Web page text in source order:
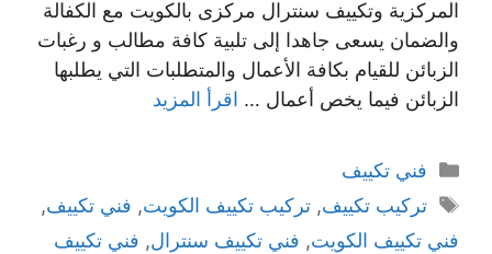
المركزية وتكييف سنترال مركزى بالكويت مع الكفالة
والضمان يسعى جاهدا إلى تلبية كافة مطالب و رغبات
الزبائن للقيام بكافة الأعمال والمتطلبات التي يطلبها
الزبائن فيما يخص أعمال … اقرأ المزيد
التصنيفات
فني تكييف
الوسوم
تركيب تكييف, تركيب تكييف الكويت, فني تكييف,
فني تكييف الكويت, فني تكييف سنترال, فني تكييف